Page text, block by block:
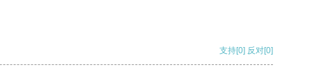
支持[0] 反对[0]